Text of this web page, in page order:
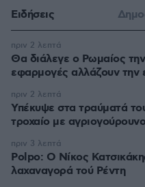
Ειδήσεις
Θα διάλεγε ο Ρωμαίος
εφαρμογές αλλάζουν την
πριν 2 λεπτά
Υπέκυψε στα τραύματά
τροχαίο με
πριν 2 λεπτά
Polpo: O Νίκος
λαχαναγορά τού Ρέντη
πριν 3 λεπτά